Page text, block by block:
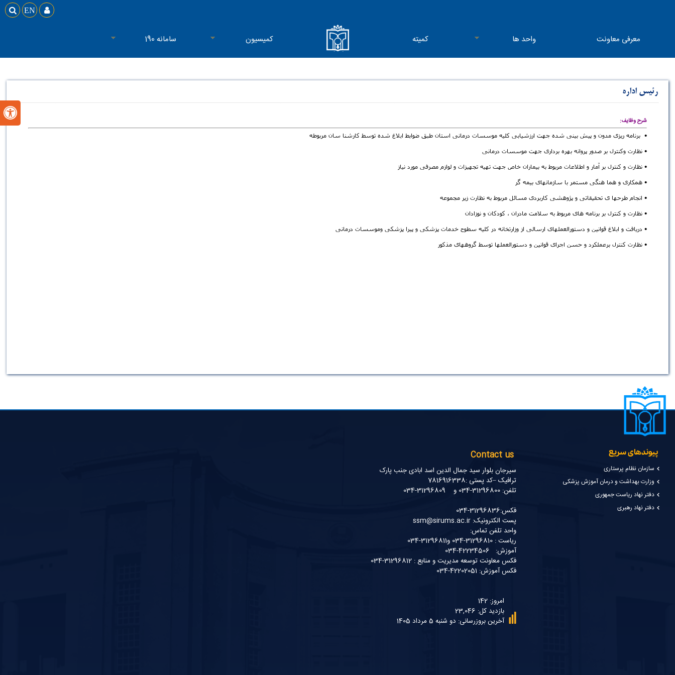
 EN 
معرفی معاونت واحد ها کمیته کمیسیون سامانه 190
رئیس اداره
شرح وظایف:
• برنامه ریزی مدون و پیش بینی شده جهت ارزشیابی کلیه موسسات درمانی استان طبق ضوابط ابلاغ شده توسط کارشنا سان مربوطه
• نظارت وکنترل بر صدور پروانه بهره برداری جهت موسسات درمانی
• نظارت و کنترل بر آمار و اطلاعات مربوط به بیماران خاص جهت تهیه تجهیزات و لوازم مصرفی مورد نیاز
• همکاری و هما هنگی مستمر با سازمانهای بیمه گر
• انجام طرحها ی تحقیقاتی و پژوهشی کاربردی مسائل مربوط به نظارت زیر مجموعه
• نظارت و کنترل بر برنامه های مربوط به سلامت مادران ، کودکان و نوزادان
• دریافت و ابلاغ قوانین و دستورالعملهای ارسالی از وزارتخانه در کلیه سطوح خدمات پزشکی و پیرا پزشکی وموسسات درمانی
• نظارت کنترل برعملکرد و حسن اجرای قوانین و دستورالعملها توسط گروههای مذکور
پیوندهای سریع
سازمان نظام پرستاری
وزارت بهداشت و درمان آموزش پزشکی
دفتر نهاد ریاست جمهوری
دفتر نهاد رهبری
Contact us
سیرجان بلوار سید جمال الدین اسد ابادی جنب پارک
ترافیک –کد پستی :7816916338
تلفن: 31296800-034 و 31296809-034
فکس:31296836-034
پست الکترونیک: ssm@sirums.ac.ir
واحد تلفن تماس:
ریاست : 31296810-034 و31296811-034
آموزش: 42234506-034
فکس معاونت توسعه مدیریت و منابع : 31296812-034
فکس آموزش: 42202051-034
امروز: 142
بازدید کل: 23,046
آخرین بروزرسانی: دو شنبه 5 مرداد 1405
